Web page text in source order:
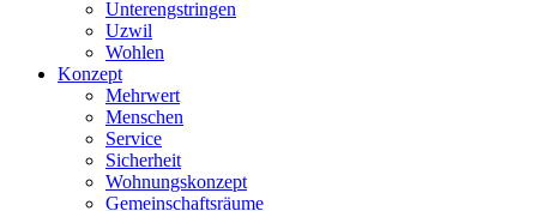
Unterengstringen
Uzwil
Wohlen
Konzept
Mehrwert
Menschen
Service
Sicherheit
Wohnungskonzept
Gemeinschaftsräume